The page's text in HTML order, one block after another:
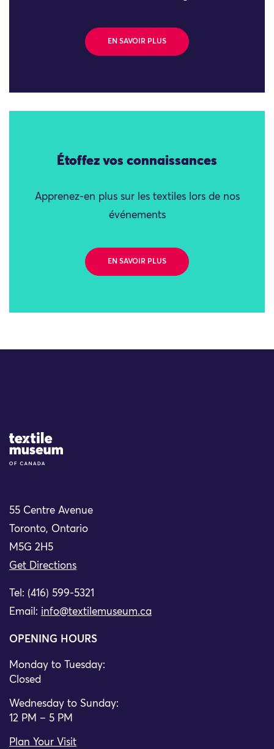
EN SAVOIR PLUS
Étoffez vos connaissances
Apprenez-en plus sur les textiles lors de nos
événements
EN SAVOIR PLUS
Site Logo
55 Centre Avenue
Toronto, Ontario
M5G 2H5
Get Directions
Tel: (416) 599-5321
Email: info@textilemuseum.ca
OPENING HOURS
Monday to Tuesday:
Closed
Wednesday to Sunday:
12 PM – 5 PM
Plan Your Visit